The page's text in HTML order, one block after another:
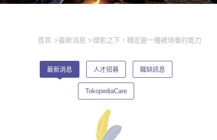
首頁 最新消息 燈影之下，穩定是一種被培養的能力
最新消息 人才招募 職缺訊息
TokopediaCare